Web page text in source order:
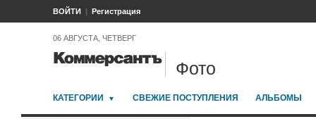
ВОЙТИ Регистрация
06 АВГУСТА, ЧЕТВЕРГ
Фото
КАТЕГОРИИ СВЕЖИЕ ПОСТУПЛЕНИЯ АЛЬБОМЫ